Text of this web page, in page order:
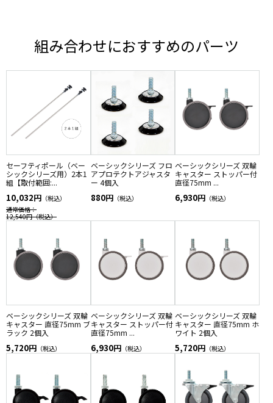
組み合わせにおすすめのパーツ
セーフティポール（ベー
シックシリーズ用）2本1
組【取付範囲:...
10,032円 （税込）
通常価格：
12,540円（税込）
ベーシックシリーズ フロ
アプロテクトアジャスタ
ー 4個入
880円（税込）
ベーシックシリーズ 双輪
キャスター ストッパー付
直径75mm ...
6,930円 （税込）
ベーシックシリーズ 双輪
キャスター 直径75mm ブ
ラック 2個入
5,720円 （税込）
ベーシックシリーズ 双輪
キャスター ストッパー付
直径75mm ...
6,930円（税込）
ベーシックシリーズ 双輪
キャスター 直径75mm ホ
ワイト 2個入
5,720円 （税込）